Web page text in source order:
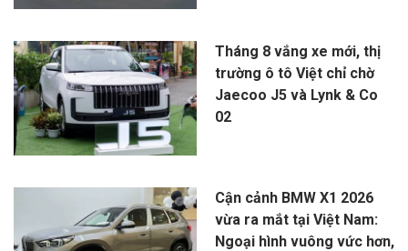
Tháng 8 vắng xe mới, thị
trường ô tô Việt chỉ chờ
Jaecoo J5 và Lynk & Co
02
Cận cảnh BMW X1 2026
vừa ra mắt tại Việt Nam:
Ngoại hình vuông vức hơn,